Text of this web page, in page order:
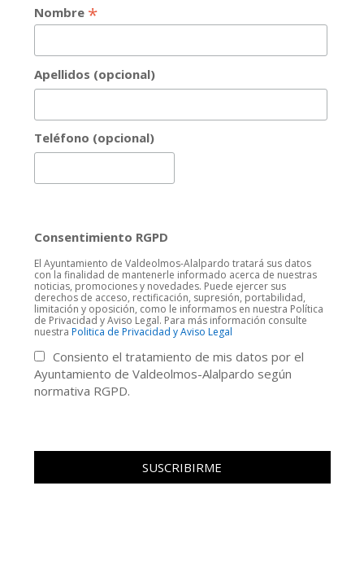
Nombre *
Apellidos (opcional)
Teléfono (opcional)
Consentimiento RGPD
El Ayuntamiento de Valdeolmos-Alalpardo tratará sus datos
con la finalidad de mantenerle informado acerca de nuestras
noticias, promociones y novedades. Puede ejercer sus
derechos de acceso, rectificación, supresión, portabilidad,
limitación y oposición, como le informamos en nuestra Política
de Privacidad y Aviso Legal. Para más información consulte
nuestra Politica de Privacidad y Aviso Legal
Consiento el tratamiento de mis datos por el
Ayuntamiento de Valdeolmos-Alalpardo según
normativa RGPD.